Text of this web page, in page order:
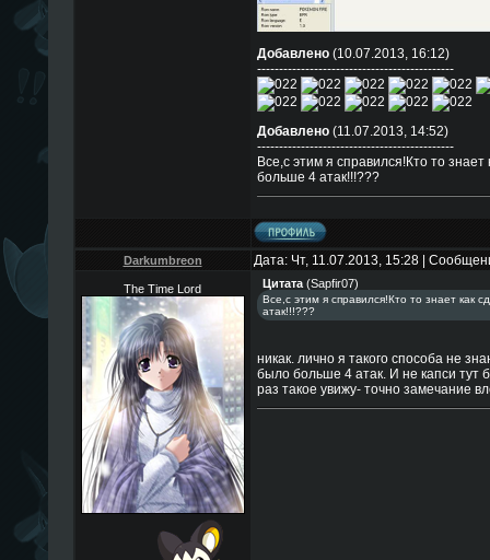
Добавлено(10.07.2013, 16:12)
---------------------------------------------
Добавлено(11.07.2013, 14:52)
---------------------------------------------
Все,с этим я справился!Кто то
больше 4 атак!!!???
Darkumbreon Дата: Чт, 11.07.2013, 15:28 |
The Time Lord Цитата(Sapfir07)
Все,с этим я справился!Кто то знает как
атак!!!???
никак. лично я такого способа не
было больше 4 атак. И не капси
раз такое увижу- точно замечание